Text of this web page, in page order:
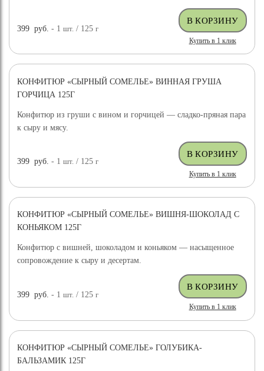
399 руб. - 1шт. / 125г
Купить в 1 клик
КОНФИТЮР «СЫРНЫЙ СОМЕЛЬЕ» ВИННАЯ ГРУША
ГОРЧИЦА 125Г
Конфитюр из груши с вином и горчицей — сладко-пряная пара
к сыру и мясу.
399 руб. - 1шт. / 125г
Купить в 1 клик
КОНФИТЮР «СЫРНЫЙ СОМЕЛЬЕ» ВИШНЯ-ШОКОЛАД С
КОНЬЯКОМ 125Г
Конфитюр с вишней, шоколадом и коньяком — насыщенное
сопровождение к сыру и десертам.
399 руб. - 1шт. / 125г
Купить в 1 клик
КОНФИТЮР «СЫРНЫЙ СОМЕЛЬЕ» ГОЛУБИКА-
БАЛЬЗАМИК 125Г